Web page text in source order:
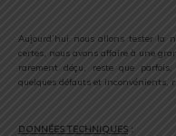
​Aujourd’hui nous allons tester la
certes, nous avons affaire à une
rarement déçu, reste que
quelques défauts et inconvénients,
DONNÉES TECHNIQUES :